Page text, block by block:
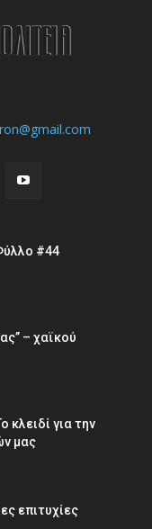
#44
– χαϊκού
κλειδί για την
µας
επιτυχίες